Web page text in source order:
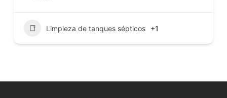
Limpieza de tanques sépticos +1